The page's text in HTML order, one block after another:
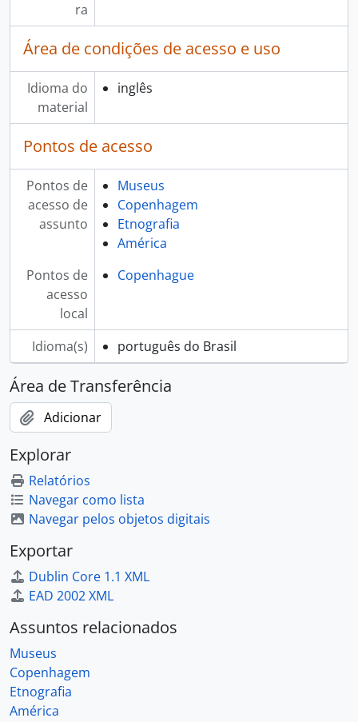
ra
Área de condições de acesso e uso
Idioma do
material
inglês
Pontos de acesso
Pontos de
acesso de
assunto
Museus
Copenhagem
Etnografia
América
Pontos de
acesso
local
Copenhague
Idioma(s) português do Brasil
Área de Transferência
Adicionar
Explorar
Relatórios
Navegar como lista
Navegar pelos objetos digitais
Exportar
Dublin Core 1.1 XML
EAD 2002 XML
Assuntos relacionados
Museus
Copenhagem
Etnografia
América